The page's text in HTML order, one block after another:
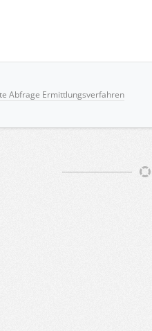
Abfrage Ermittlungsverfahren